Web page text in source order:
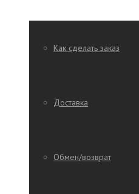
Как сделать заказ
Доставка
Обмен/возврат